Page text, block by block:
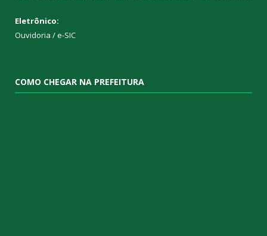
Eletrônico:
Ouvidoria /e-SIC
COMO CHEGAR NA PREFEITURA